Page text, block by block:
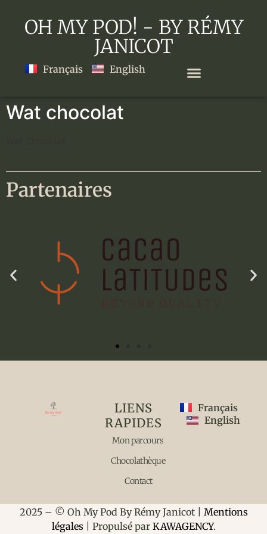
OH MY POD! - BY RÉMY
JANICOT
Français English
Wat chocolat
Partenaires
LIENS
RAPIDES
Mon parcours
Chocolathèque
Contact
Français
English
2025 – © Oh My Pod By Rémy Janicot | Mentions
légales| Propulsé par KAWAGENCY.